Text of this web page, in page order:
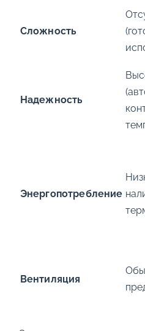
Сложность
Надежность
Энергопотребление
Вентиляция